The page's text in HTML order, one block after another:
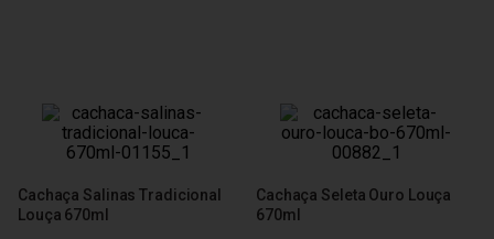
Cachaça Salinas Tradicional
Louça 670ml
Cachaça Seleta Ouro Louça
670ml